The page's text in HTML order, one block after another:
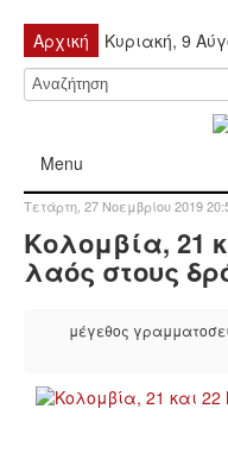
Αρχική Κυριακή, 9
Menu
Τετάρτη, 27 Νοεμβρίου 2019
Κολομβία, 21
λαός στους
μέγεθος